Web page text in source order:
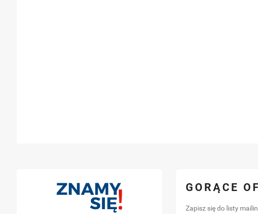
GORĄCE
Zapisz się do listy